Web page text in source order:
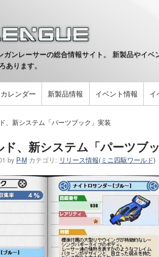
ガンレーサーの総合情報サイト。 新製品やイ
あります。
カレンダー 新製品情報 イベント情報 イ
、新システム「パーツブック」実装
ド、新システム「パーツブ
by P-M カテゴリ: リリース情報(ミニ四駆ワールド)